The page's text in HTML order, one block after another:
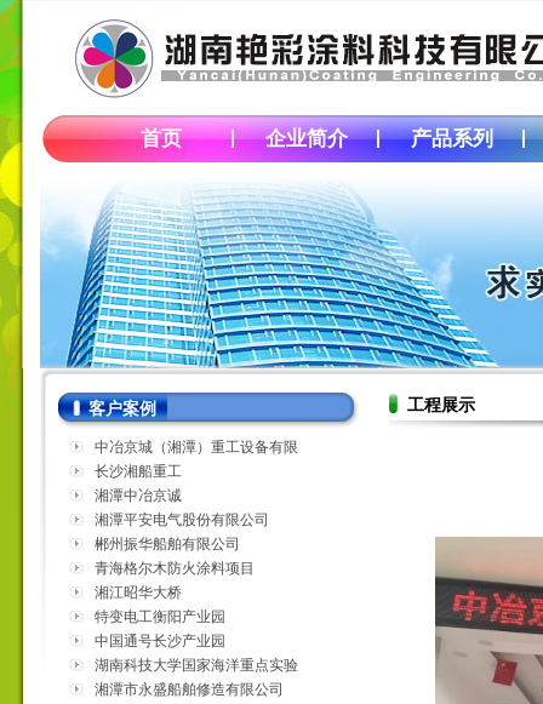
首页 企业简介 产品系列
工程展示
客户案例
中冶京城（湘潭）重工设备有限
公司
长沙湘船重工
湘潭中冶京诚
湘潭平安电气股份有限公司
郴州振华船舶有限公司
青海格尔木防火涂料项目
湘江昭华大桥
特变电工衡阳产业园
中国通号长沙产业园
湖南科技大学国家海洋重点实验
室
湘潭市永盛船舶修造有限公司